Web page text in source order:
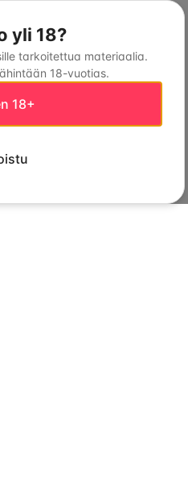
yli 18?
tarkoitettua materiaalia.
18-vuotias.
18+